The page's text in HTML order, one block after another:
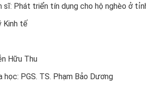
sĩ: Phát triển tín dụng cho hộ nghèo ở
Kinh tế
Hữu Thu
học: PGS. TS. Phạm Bảo Dương